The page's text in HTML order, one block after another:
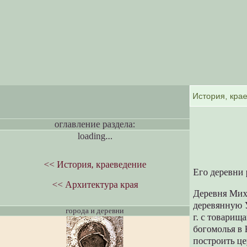
Его
Деревня
деревянную
г. с
богомолья в
построить
оглавление раздела:
loading...
<< История, краеведение
<< Архитектура края
города и деревни